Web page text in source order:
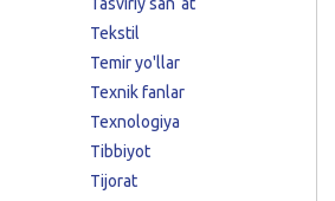
Tekstil
Temir yo'llar
Texnik fanlar
Texnologiya
Tibbiyot
Tijorat